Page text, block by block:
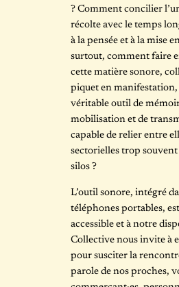
? Comment concilier
récolte avec le temps
à la pensée et à la mise
surtout, comment faire
cette matière sonore,
piquet en
véritable outil de
mobilisation et de
capable de relier entre
sectorielles trop souvent
silos ?
L’outil sonore, intégré
téléphones portables,
accessible et à notre
Collective nous invite à
pour susciter la
parole de nos proches,